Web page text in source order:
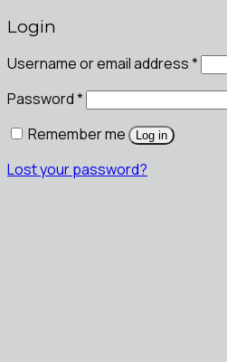
Login
Username or email address*
Password*
Remember me
Log in
Lost your password?